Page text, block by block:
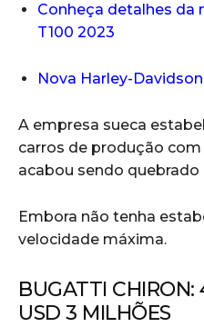
Conheça detalhes da
T100 2023
Nova Harley-
A empresa sueca
carros de produção com
acabou sendo quebrado
Embora não tenha
velocidade máxima.
BUGATTI CHIRON:
USD 3 MILHÕES